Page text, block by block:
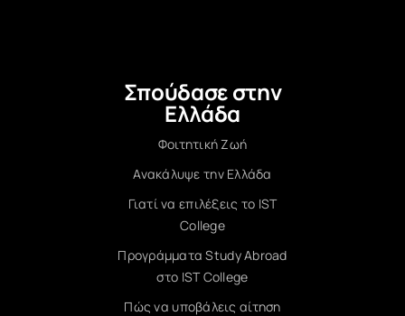
Σπούδασε στην
Ελλάδα
Φοιτητική Ζωή
Ανακάλυψε την Ελλάδα
Γιατί να επιλέξεις το IST
College
Προγράμματα Study Abroad
στο IST College
Πώς να υποβάλεις αίτηση